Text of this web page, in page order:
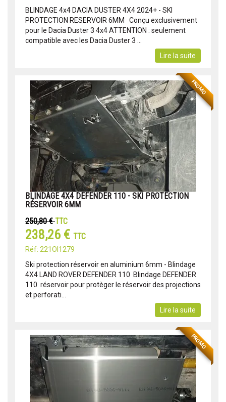
BLINDAGE 4x4 DACIA DUSTER 4X4 2024+ - SKI
PROTECTION RESERVOIR 6MM Conçu exclusivement
pour le Dacia Duster 3 4x4 ATTENTION : seulement
compatible avec les Dacia Duster 3 ...
Lire la suite
PROMO
BLINDAGE 4X4 DEFENDER 110 - SKI PROTECTION
RÉSERVOIR 6MM
250,80 €TTC
238,26 € TTC
Réf: 221OI1279
Ski protection réservoir en aluminium 6mm - Blindage
4X4 LAND ROVER DEFENDER 110 Blindage DEFENDER
110 réservoir pour protèger le réservoir des projections
et perforati...
Lire la suite
PROMO